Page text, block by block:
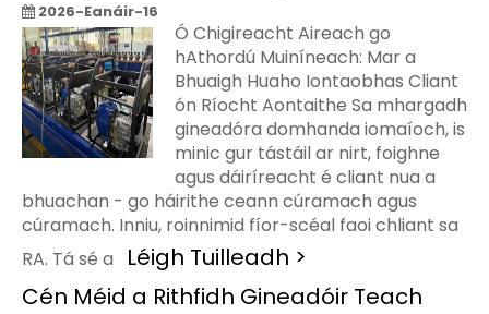
2026-Eanáir-16
Ó Chigireacht Aireach go
hAthordú Muiníneach: Mar a
Bhuaigh Huaho Iontaobhas Cliant
ón Ríocht Aontaithe Sa mhargadh
gineadóra domhanda iomaíoch, is
minic gur tástáil ar nirt, foighne
agus dáiríreacht é cliant nua a
bhuachan - go háirithe ceann cúramach agus
cúramach. Inniu, roinnimid fíor-scéal faoi chliant sa
RA. Tá sé a Léigh Tuilleadh >
Cén Méid a Rithfidh Gineadóir Teach